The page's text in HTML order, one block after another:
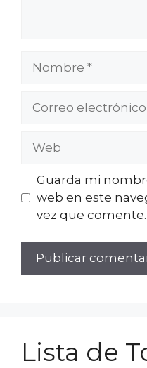
electrónico
Guarda mi
web en este
vez que comente.
Lista de